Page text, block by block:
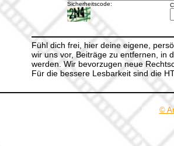
Sicherheitscode:
Fühl dich frei, hier deine eigene,
wir uns vor, Beiträge zu entfernen, in
werden. Wir bevorzugen neue
Für die bessere Lesbarkeit sind die
©